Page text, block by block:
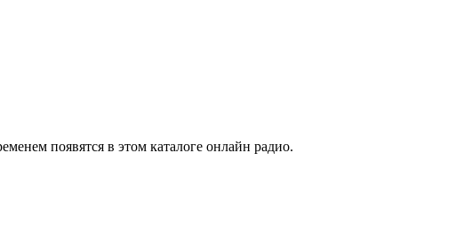
появятся в этом каталоге онлайн радио.